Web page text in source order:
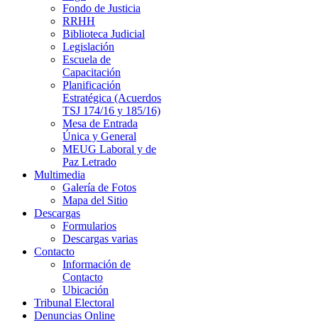
Fondo de Justicia
RRHH
Biblioteca Judicial
Legislación
Escuela de
Capacitación
Planificación
Estratégica (Acuerdos
TSJ 174/16 y 185/16)
Mesa de Entrada
Única y General
MEUG Laboral y de
Paz Letrado
Multimedia
Galería de Fotos
Mapa del Sitio
Descargas
Formularios
Descargas varias
Contacto
Información de
Contacto
Ubicación
Tribunal Electoral
Denuncias Online